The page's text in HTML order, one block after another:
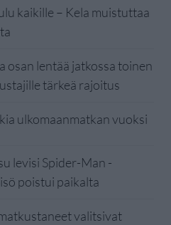
kaikille – Kela muistuttaa
osan lentää jatkossa toinen
tärkeä rajoitus
ulkomaanmatkan vuoksi
levisi Spider-Man -
poistui paikalta
valitsivat